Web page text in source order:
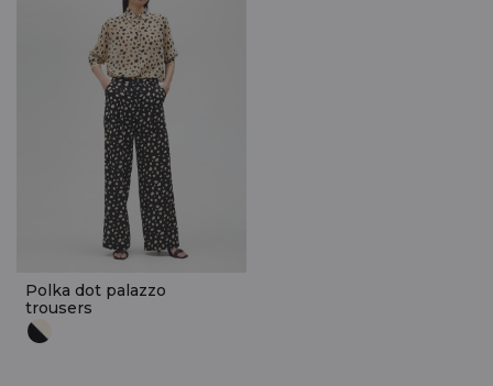
Polka dot palazzo
trousers